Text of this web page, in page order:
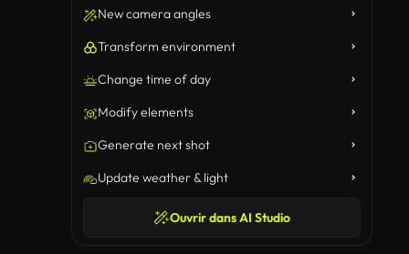
New camera angles
Transform environment
Change time of day
Modify elements
Generate next shot
Update weather & light
Ouvrir dans AI Studio